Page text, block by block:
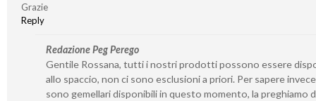
Grazie
Reply
Redazione Peg Perego
Gentile Rossana, tutti i nostri prodotti possono essere
allo spaccio, non ci sono esclusioni a priori. Per sapere
sono gemellari disponibili in questo momento, la preghiamo